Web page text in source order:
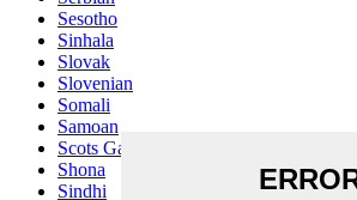
Sesotho
Sinhala
Slovak
Slovenian
Somali
Samoan
Scots Gaelic
Shona
Sindhi